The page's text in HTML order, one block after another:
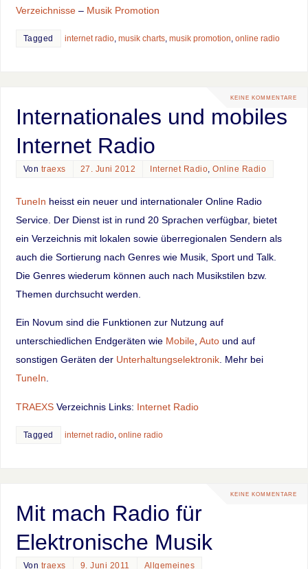
Verzeichnisse– Musik Promotion
Tagged internet radio, musik charts, musik promotion, online radio
KEINE KOMMENTARE
Internationales und mobiles
Internet Radio
Von traexs 27. Juni 2012 Internet Radio,Online Radio
TuneIn heisst ein neuer und internationaler Online Radio
Service. Der Dienst ist in rund 20 Sprachen verfügbar, bietet
ein Verzeichnis mit lokalen sowie überregionalen Sendern als
auch die Sortierung nach Genres wie Musik, Sport und Talk.
Die Genres wiederum können auch nach Musikstilen bzw.
Themen durchsucht werden.
Ein Novum sind die Funktionen zur Nutzung auf
unterschiedlichen Endgeräten wie Mobile, Autound auf
sonstigen Geräten der Unterhaltungselektronik. Mehr bei
TuneIn.
TRAEXSVerzeichnis Links: Internet Radio
Tagged internet radio, online radio
KEINE KOMMENTARE
Mit mach Radio für
Elektronische Musik
Von traexs 9. Juni 2011 Allgemeines